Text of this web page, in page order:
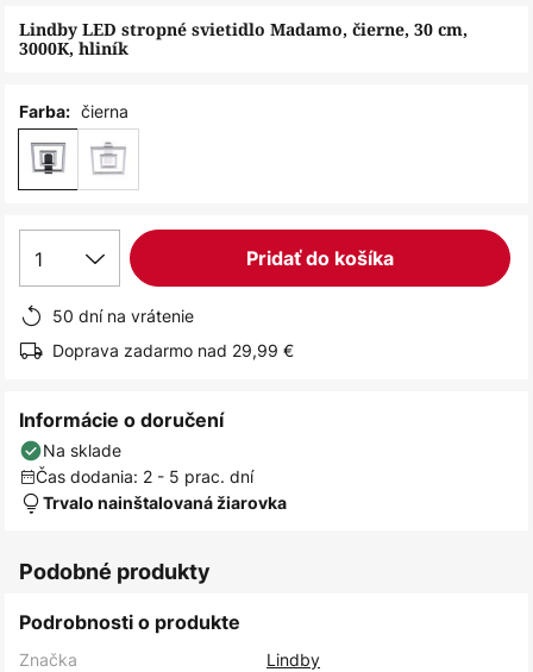
Lindby LED stropné svietidlo Madamo, čierne, 30 cm,
3000K, hliník
Farba: čierna
1 Pridať do košíka
50 dní na vrátenie
Doprava zadarmo nad 29,99 €
Informácie o doručení
Na sklade
Čas dodania: 2 - 5 prac. dní
Trvalo nainštalovaná žiarovka
Podobné produkty
Podrobnosti o produkte
Značka
Lindby